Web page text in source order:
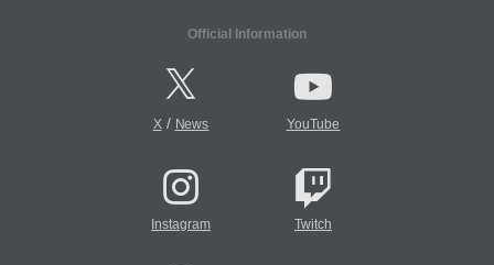
Official Information
X/ News YouTube
Instagram Twitch